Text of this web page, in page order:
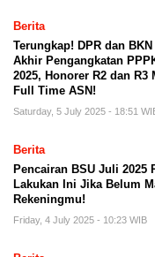
Berita
Terungkap! DPR dan
Akhir Pengangkatan
2025, Honorer R2 dan R3
Full Time ASN!
Saturday, 5 July 2025 - 18:51
Berita
Pencairan BSU Juli 2025
Lakukan Ini Jika Belum
Rekeningmu!
Friday, 4 July 2025 - 10:23 WIB